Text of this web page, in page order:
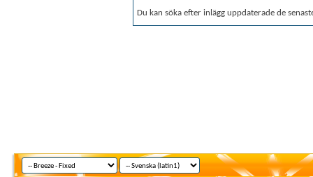
Du kan söka efter inlägg uppdaterade de